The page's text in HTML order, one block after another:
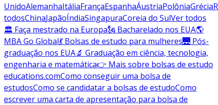
UnidoAlemanhaItáliaFrançaEspanhaÁustriaPolôniaGrécia
todosChinaJapãoÍndiaSingapuraCoreia do SulVer todos
🏛 Faça mestrado na Europa🗽 Bacharelado nos EUA🌎
MBA Go Global💃 Bolsas de estudo para mulheres🌉 Pós-
graduação nos EUA🔬 Graduação em ciência, tecnologia,
engenharia e matemática👉 Mais sobre bolsas de estudo
educations.comComo conseguir uma bolsa de
estudosComo se candidatar a bolsas de estudoComo
escrever uma carta de apresentação para bolsa de